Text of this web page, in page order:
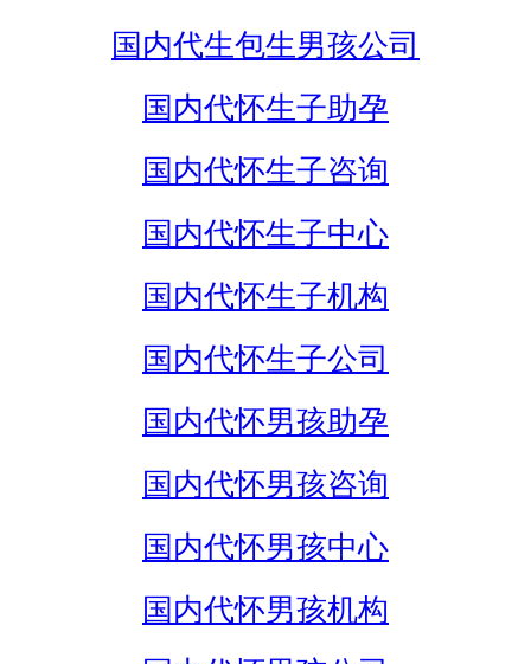
国内代生包生男孩公司
国内代怀生子助孕
国内代怀生子咨询
国内代怀生子中心
国内代怀生子机构
国内代怀生子公司
国内代怀男孩助孕
国内代怀男孩咨询
国内代怀男孩中心
国内代怀男孩机构